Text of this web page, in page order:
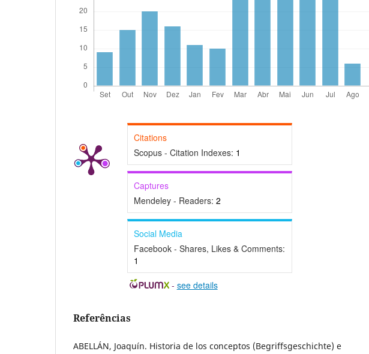
Citations
Scopus - Citation Indexes: 1
Captures
Mendeley - Readers: 2
Social Media
Facebook - Shares, Likes & Comments:
1
- see details
Referências
ABELLÁN, Joaquín. Historia de los conceptos (Begriffsgeschichte) e